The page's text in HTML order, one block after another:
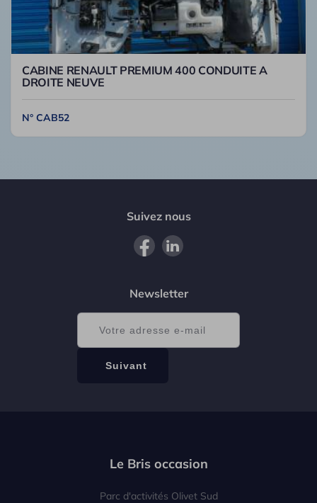
CABINE RENAULT PREMIUM 400 CONDUITE A
DROITE NEUVE
N° CAB52
Suivez nous
Newsletter
Le Bris occasion
Parc d'activités Olivet Sud